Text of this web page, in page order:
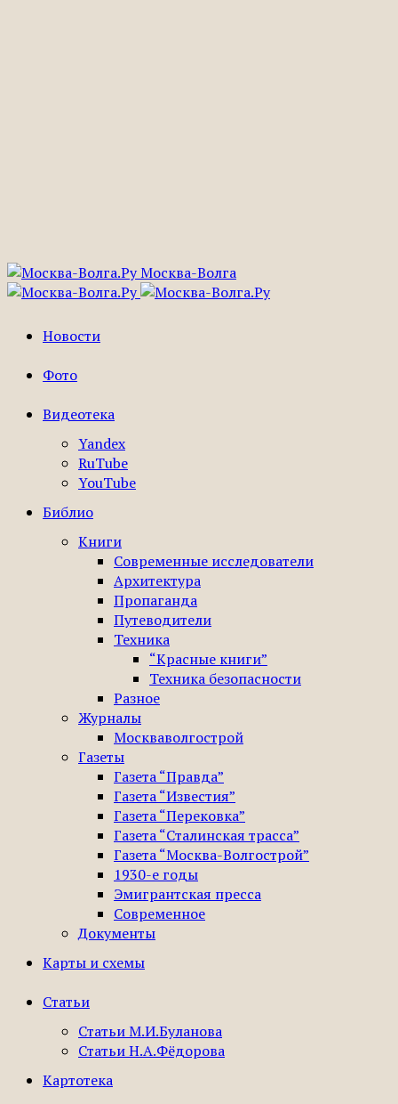
Москва-Волга
Новости
Фото
Видеотека
Yandex
RuTube
YouTube
Библио
Книги
Современные исследователи
Архитектура
Пропаганда
Путеводители
Техника
“Красные книги”
Техника безопасности
Разное
Журналы
Москваволгострой
Газеты
Газета “Правда”
Газета “Известия”
Газета “Перековка”
Газета “Сталинская трасса”
Газета “Москва-Волгострой”
1930-е годы
Эмигрантская пресса
Современное
Документы
Карты и схемы
Статьи
Статьи М.И.Буланова
Статьи Н.А.Фёдорова
Картотека